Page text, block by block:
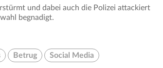
und dabei auch die Polizei attackiert
begnadigt.
Betrug Social Media